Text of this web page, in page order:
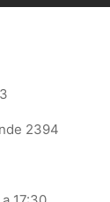
2394